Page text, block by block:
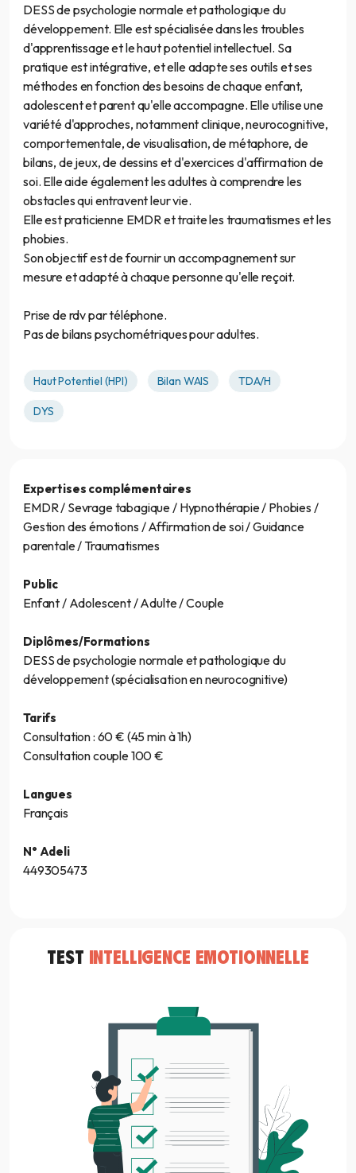
DESS de psychologie normale et pathologique du
développement. Elle est spécialisée dans les troubles
d'apprentissage et le haut potentiel intellectuel. Sa
pratique est intégrative, et elle adapte ses outils et ses
méthodes en fonction des besoins de chaque enfant,
adolescent et parent qu'elle accompagne. Elle utilise une
variété d'approches, notamment clinique, neurocognitive,
comportementale, de visualisation, de métaphore, de
bilans, de jeux, de dessins et d'exercices d'affirmation de
soi. Elle aide également les adultes à comprendre les
obstacles qui entravent leur vie.
Elle est praticienne EMDR et traite les traumatismes et les
phobies.
Son objectif est de fournir un accompagnement sur
mesure et adapté à chaque personne qu'elle reçoit.
Prise de rdv par téléphone.
Pas de bilans psychométriques pour adultes.
Haut Potentiel (HPI) Bilan WAIS TDA/H
DYS
Expertises complémentaires
EMDR / Sevrage tabagique / Hypnothérapie / Phobies /
Gestion des émotions / Affirmation de soi / Guidance
parentale / Traumatismes
Public
Enfant / Adolescent / Adulte / Couple
Diplômes/Formations
DESS de psychologie normale et pathologique du
développement (spécialisation en neurocognitive)
Tarifs
Consultation : 60 € (45 min à 1h)
Consultation couple 100 €
Langues
Français
N° Adeli
449305473
TEST INTELLIGENCE EMOTIONNELLE